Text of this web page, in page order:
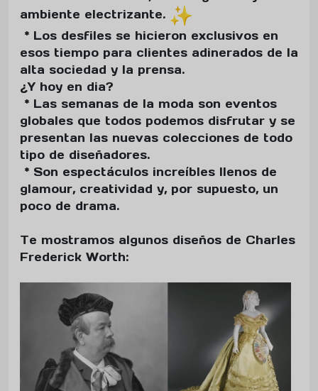
ambiente electrizante.
* Los desfiles se hicieron exclusivos en
esos tiempo para clientes adinerados de la
alta sociedad y la prensa.
¿Y hoy en dia?
* Las semanas de la moda son eventos
globales que todos podemos disfrutar y se
presentan las nuevas colecciones de todo
tipo de diseñadores.
* Son espectáculos increíbles llenos de
glamour, creatividad y, por supuesto, un
poco de drama.
Te mostramos algunos diseños de Charles
Frederick Worth: